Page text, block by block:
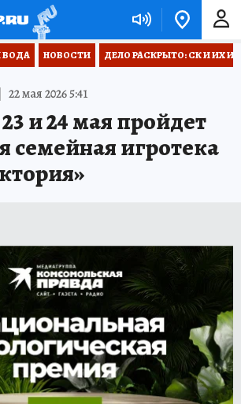
ВОДА НОВОСТИ ДЕЛО РАСКРЫТО: СК И ИХ
22 мая 2026 5:41
и 24 мая пройдет
семейная игротека